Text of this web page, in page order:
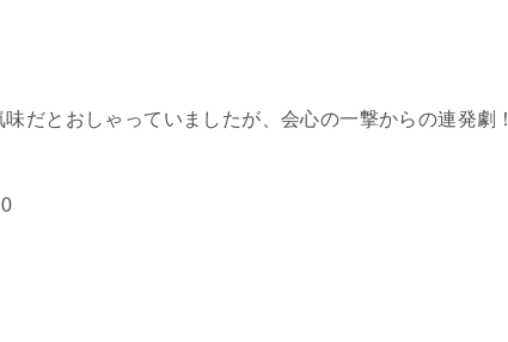
だとおしゃっていましたが、会心の一撃からの連発劇！